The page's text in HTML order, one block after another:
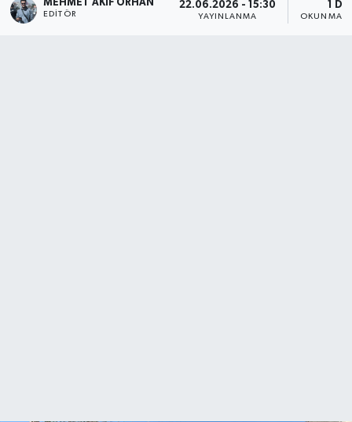
MEHMET AKIF ORHAN
EDITÖR
22.06.2026 - 15:30
YAYINLANMA
1 DK
OKUNMA